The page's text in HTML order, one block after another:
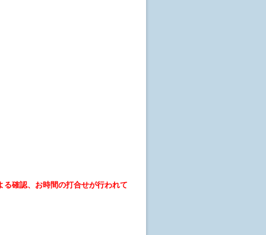
確認、お時間の打合せが行われて